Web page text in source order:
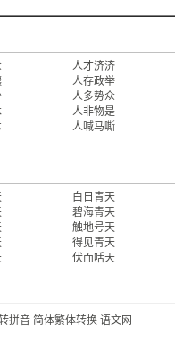
人才济济
人存政举
人多势众
人非物是
人喊马嘶
白日青天
碧海青天
触地号天
得见青天
伏而咶天
拼音 简体繁体转换 语文网